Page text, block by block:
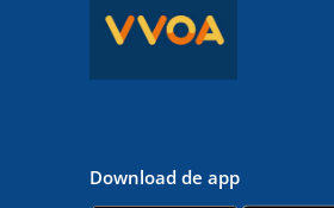
Download de app